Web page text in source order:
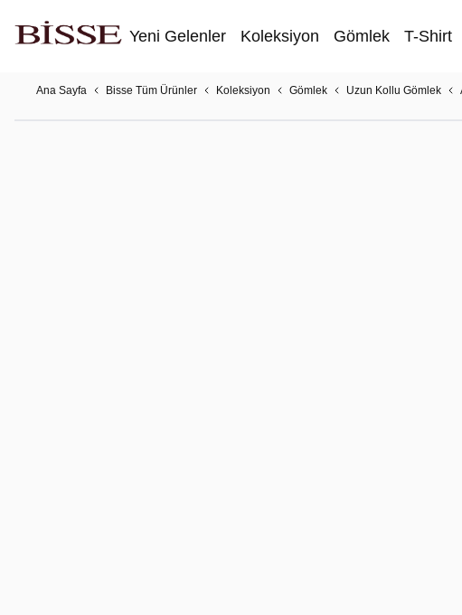
Yeni Gelenler Koleksiyon Gömlek T-Shirt
Ana Sayfa Bisse Tüm Ürünler Koleksiyon Gömlek Uzun Kollu Gömlek